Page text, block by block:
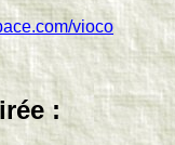
vioco
: